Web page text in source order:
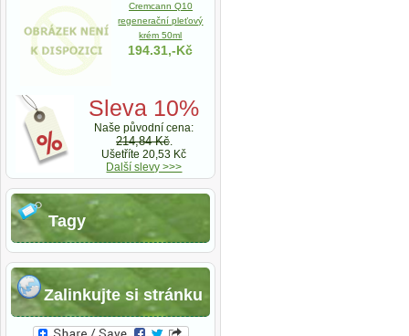
Cremcann Q10
regenerační pleťový
krém 50ml
194.31,-Kč
Sleva 10%
Naše původní cena:
214,84 Kč.
Ušetříte 20,53 Kč
Další slevy >>>
Tagy
Zalinkujte si stránku